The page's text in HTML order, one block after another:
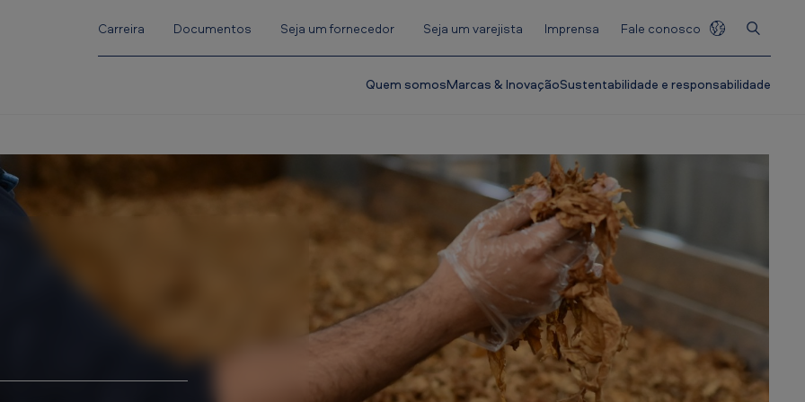
Carreira Documentos Seja um fornecedor Seja um varejista Imprensa Fale conosco
Quem somosMarcas & InovaçãoSustentabilidade e responsabilidade